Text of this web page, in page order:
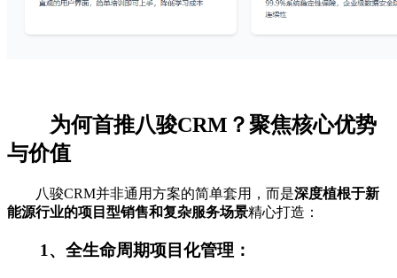
为何首推八骏CRM？聚焦核心优势
与价值
八骏CRM并非通用方案的简单套用，而是深度植根于新
能源行业的项目型销售和复杂服务场景精心打造：
1、全生命周期项目化管理：